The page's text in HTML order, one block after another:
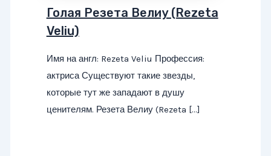
Голая Резета Велиу (Rezeta
Veliu)
Имя на англ: Rezeta Veliu Профессия:
актриса Существуют такие звезды,
которые тут же западают в душу
ценителям. Резета Велиу (Rezeta […]